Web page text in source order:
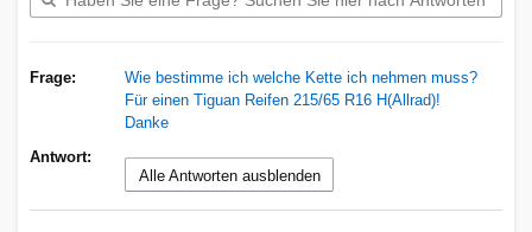
Frage:
Wie bestimme ich welche Kette ich nehmen muss?
Für einen Tiguan Reifen 215/65 R16 H(Allrad)!
Danke
Antwort:
Alle Antworten ausblenden